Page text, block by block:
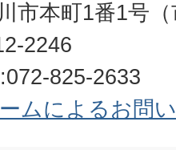
市本町1番1号
2246
825-2633
ムによるお問